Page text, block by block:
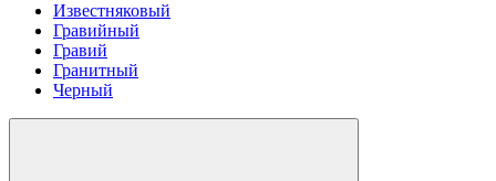
Известняковый
Гравийный
Гравий
Гранитный
Черный